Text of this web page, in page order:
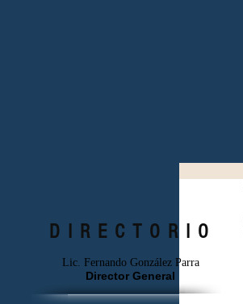
DIRECTORIO
Lic. Fernando González Parra
Director General